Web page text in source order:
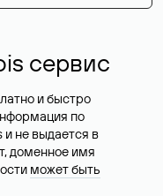
сервис
и быстро
по
не выдается в
доменное имя
может быть